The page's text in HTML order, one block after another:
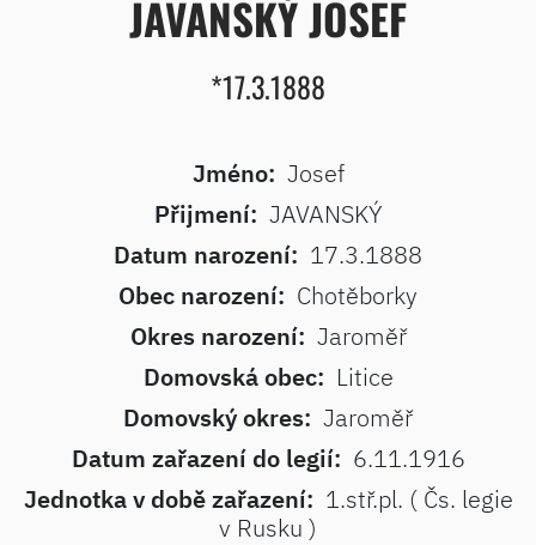
JAVANSKÝ JOSEF
*17.3.1888
Jméno: Josef
Přijmení: JAVANSKÝ
Datum narození: 17.3.1888
Obec narození: Chotěborky
Okres narození: Jaroměř
Domovská obec: Litice
Domovský okres: Jaroměř
Datum zařazení do legií: 6.11.1916
Jednotka v době zařazení: 1.stř.pl. ( Čs. legie
v Rusku )